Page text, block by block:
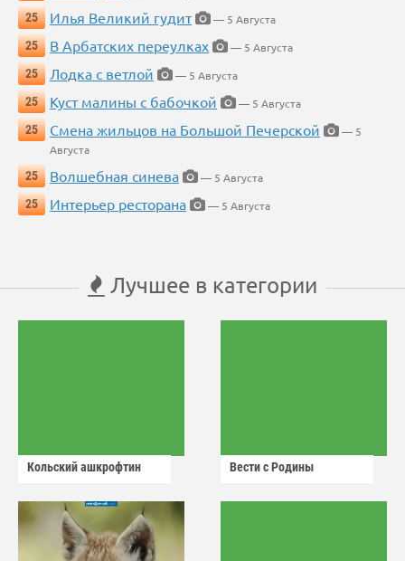
25
Илья Великий гудит
— 5 Августа
25
В Арбатских переулках
— 5 Августа
25
Лодка с ветлой
— 5 Августа
25
Куст малины с бабочкой
— 5 Августа
25
Смена жильцов на Большой Печерской
— 5
Августа
25
Волшебная синева
— 5 Августа
25
Интерьер ресторана — 5 Августа
Лучшее в категории
Кольский ашкрофтин Вести с Родины